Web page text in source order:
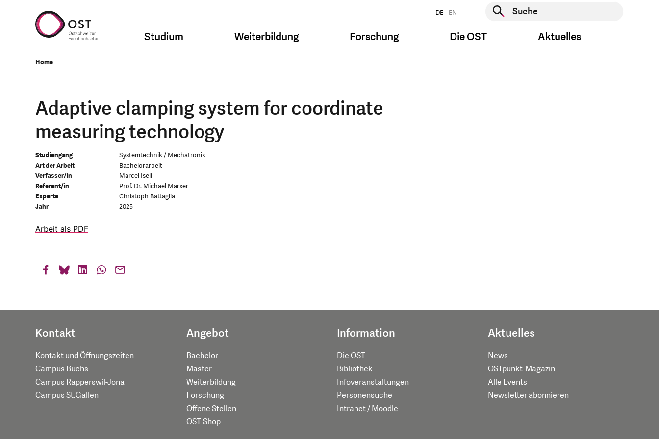
DE EN
Suche starten
Studium Weiterbildung Forschung Die OST Aktuelles
Home
Adaptive clamping system for coordinate
measuring technology
Studiengang
Systemtechnik / Mechatronik
Art der Arbeit
Bachelorarbeit
Verfasser/in
Marcel Iseli
Referent/in
Prof. Dr. Michael Marxer
Experte
Christoph Battaglia
Jahr
2025
Arbeit als PDF
Kontakt
Kontakt und Öffnungszeiten
Campus Buchs
Campus Rapperswil-Jona
Campus St.Gallen
Angebot
Bachelor
Master
Weiterbildung
Forschung
Offene Stellen
OST-Shop
Information
Die OST
Bibliothek
Infoveranstaltungen
Personensuche
Intranet / Moodle
Aktuelles
News
OSTpunkt-Magazin
Alle Events
Newsletter abonnieren